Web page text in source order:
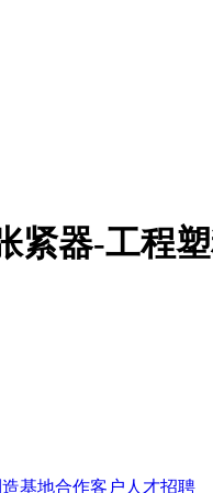
紧器-工程
基地合作客户 人才招聘